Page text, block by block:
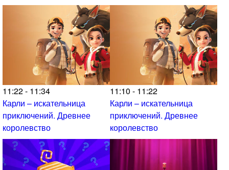
11:22 - 11:34
Карли – искательница
приключений. Древнее
королевство
11:10 - 11:22
Карли – искательница
приключений. Древнее
королевство